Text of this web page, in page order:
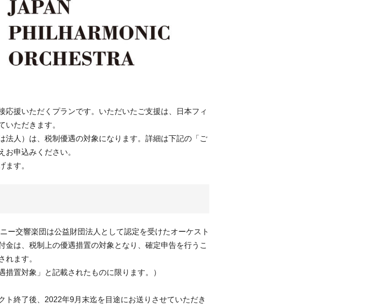
応援いただくプランです。いただいたご支援は、日本フィ
いただきます。
法人）は、税制優遇の対象になります。詳細は下記の「ご
お申込みください。
ます。
ー交響楽団は公益財団法人として認定を受けたオーケスト
金は、税制上の優遇措置の対象となり、確定申告を行うこ
れます。
措置対象」と記載されたものに限ります。）
ト終了後、2022年9月末迄を目途にお送りさせていただき